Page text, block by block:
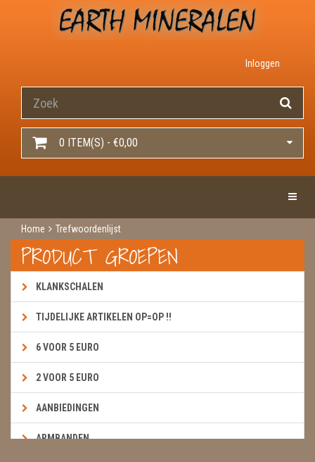
Inloggen
0 ITEM(S) - €0,00
Home Trefwoordenlijst
PRODUCT GROEPEN
KLANKSCHALEN
TIJDELIJKE ARTIKELEN OP=OP !!
6 VOOR 5 EURO
2 VOOR 5 EURO
AANBIEDINGEN
ARMBANDEN